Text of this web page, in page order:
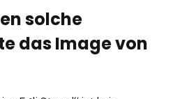
solche
das Image von